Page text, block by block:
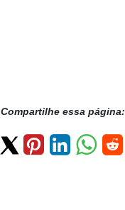
Compartilhe essa página: